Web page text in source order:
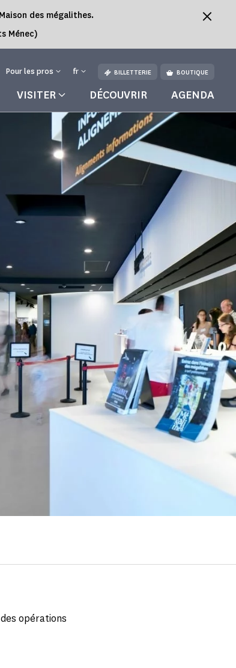
des mégalithes.
Ménec)
Pour les pros fr BILLETTERIE BOUTIQUE
VISITER DÉCOUVRIR AGENDA
opérations